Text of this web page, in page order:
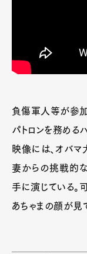
負傷軍人等が参加
パトロンを務める
映像には、オバマ
妻からの挑戦的な
手に演じている。
あちゃまの顔が見